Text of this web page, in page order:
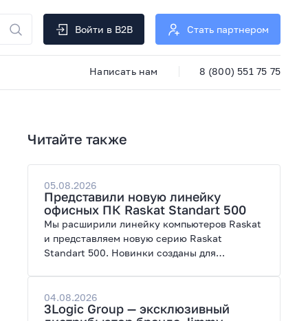
Войти в B2B Стать партнером
Написать нам 8 (800) 551 75 75
Читайте также
05.08.2026
Представили новую линейку
офисных ПК Raskat Standart 500
Мы расширили линейку компьютеров Raskat
и представляем новую серию Raskat
Standart 500. Новинки созданы для
энергоэффективность и широкие
возможности модернизации.
04.08.2026
3Logic Group — эксклюзивный